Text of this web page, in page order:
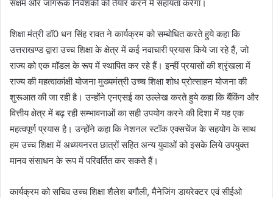
सक्षम और जागरूक निवेशकों को तैयार करने में सहायता करेगा।
शिक्षा मंत्री डॉ0 धन सिंह रावत ने कार्यक्रम को सम्बोधित करते हुये कहा कि
उत्तराखण्ड द्वारा उच्च शिक्षा के क्षेत्र में कई नवाचारी प्रयास किये जा रहे हैं, जो
राज्य को एक मॉडल के रूप में स्थापित कर रहे हैं। इन्हीं प्रयासों की श्रृंखला में
राज्य की महत्वाकांक्षी योजना मुख्यमंत्री उच्च शिक्षा शोध प्रोत्साहन योजना की
शुरूआत की जा रही है। उन्होंने एनएसई का उल्लेख करते हुये कहा कि बैंकिंग और
वित्तीय क्षेत्र में बढ़ रही सम्भावनाओं का सही उपयोग करने की दिशा में यह एक
महत्वपूर्ण प्रयास है। उन्होंने कहा कि नेशनल स्टॉक एक्सचेंज के सहयोग के साथ
हम उच्च शिक्षा में अध्ययनरत छात्रों सहित अन्य युवाओं को इसके लिये उपयुक्त
मानव संसाधन के रूप में परिवर्तित कर सकते हैं।
कार्यक्रम को सचिव उच्च शिक्षा शैलेश बगौली, मैनेजिंग डायरेक्टर एवं सीईओ